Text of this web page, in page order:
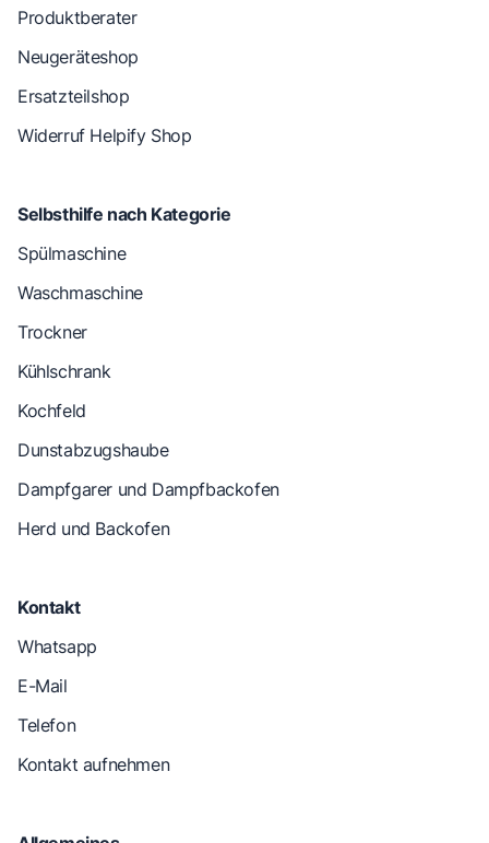
Produktberater
Neugeräteshop
Ersatzteilshop
Widerruf Helpify Shop
Selbsthilfe nach Kategorie
Spülmaschine
Waschmaschine
Trockner
Kühlschrank
Kochfeld
Dunstabzugshaube
Dampfgarer und Dampfbackofen
Herd und Backofen
Kontakt
Whatsapp
E-Mail
Telefon
Kontakt aufnehmen